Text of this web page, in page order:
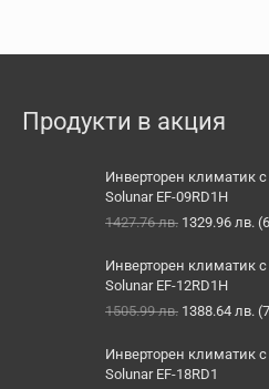
Продукти в акция
Инверторен климатик
Solunar EF-09RD1H
1427.76лв. Original
was:
1427.76 лв..
1329.96 лв.
е:
(
Инверторен климатик
Solunar EF-12RD1H
1505.99лв. Original
was:
1505.99 лв..
1388.64 лв.
е:
(
Инверторен климатик
Solunar EF-18RD1